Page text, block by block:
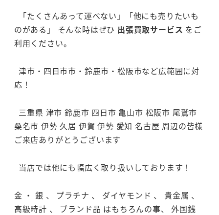
「たくさんあって運べない」「他にも売りたいも
のがある」 そんな時はぜひ 出張買取サービス をご
利用ください。
津市・四日市市・鈴鹿市・松阪市など広範囲に対
応！
三重県 津市 鈴鹿市 四日市 亀山市 松阪市 尾鷲市
桑名市 伊勢 久居 伊賀 伊勢 愛知 名古屋 周辺の皆様
ご来店ありがとうございます
当店では他にも幅広く取り扱いしております！
金 ・ 銀 、 プラチナ 、 ダイヤモンド 、 貴金属 、
高級時計 、 ブランド品 はもちろんの事、 外国銭